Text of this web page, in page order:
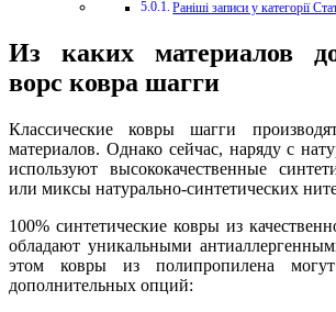
Раніші записи у категорії
Из каких материалов
ворс ковра шагги
Классические ковры шагги
материалов. Однако сейчас, наряду с
используют высококачественные
или миксы натурально-синтетических
100% синтетические ковры из
обладают уникальными
этом ковры из полипропилена
дополнительных опций: